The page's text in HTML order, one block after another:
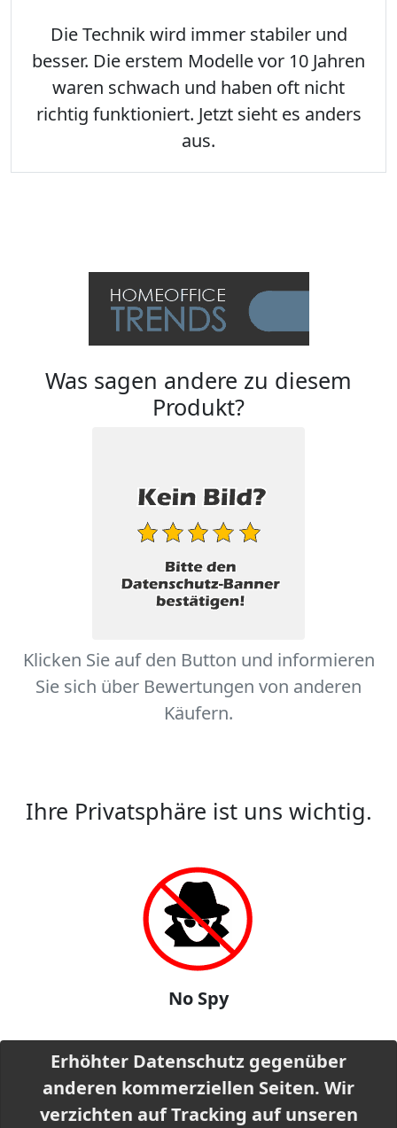
Die Technik wird immer stabiler und
besser. Die erstem Modelle vor 10 Jahren
waren schwach und haben oft nicht
richtig funktioniert. Jetzt sieht es anders
aus.
Was sagen andere zu diesem
Produkt?
Klicken Sie auf den Button und informieren
Sie sich über Bewertungen von anderen
Käufern.
Ihre Privatsphäre ist uns wichtig.
No Spy
Erhöhter Datenschutz gegenüber
anderen kommerziellen Seiten. Wir
verzichten auf Tracking auf unseren